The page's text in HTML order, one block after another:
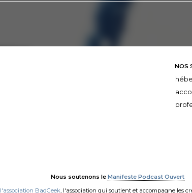
NOS
Nous soutenons le Manifeste Podcast Ouvert
l'association BadGeek, l'association qui soutient et accompagne les